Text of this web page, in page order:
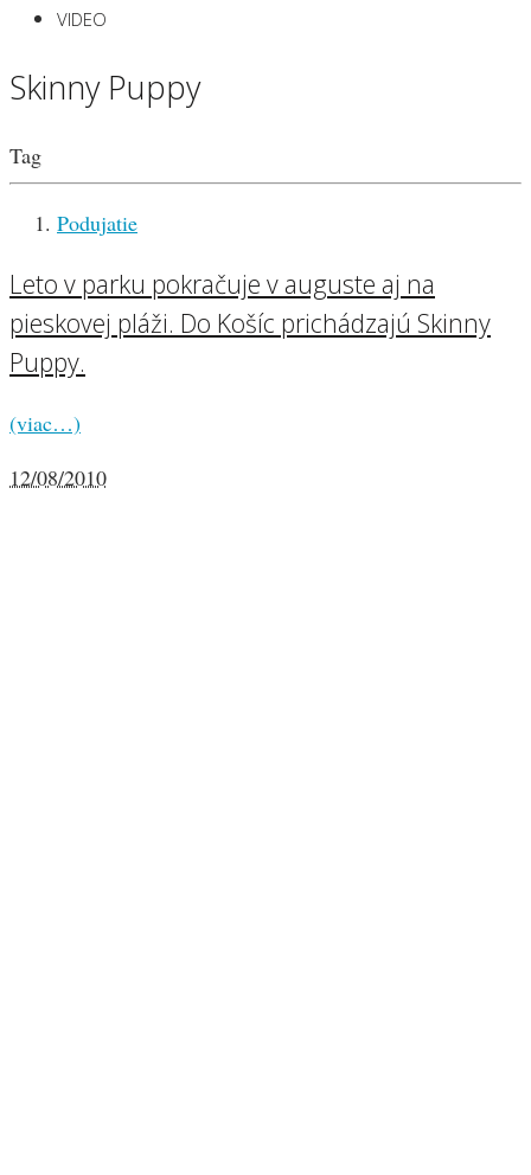
VIDEO
Skinny Puppy
Tag
Podujatie
Leto v parku pokračuje v auguste aj na
pieskovej pláži. Do Košíc prichádzajú Skinny
Puppy.
(viac…)
12/08/2010